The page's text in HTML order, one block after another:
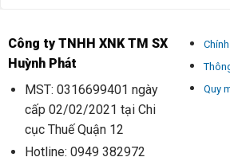
Công ty TNHH XNK TM SX
Huỳnh Phát
MST: 0316699401 ngày
cấp 02/02/2021 tại Chi
cục Thuế Quận 12
Hotline: 0949 382972
Quy